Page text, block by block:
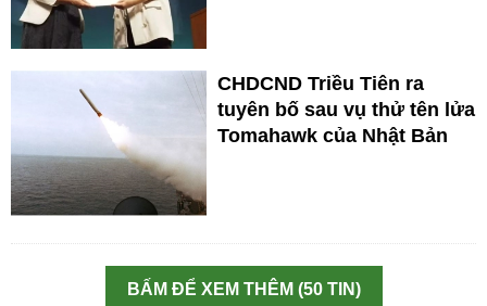
CHDCND Triều Tiên ra
tuyên bố sau vụ thử tên lửa
Tomahawk của Nhật Bản
BẤM ĐỂ XEM THÊM (50 TIN)